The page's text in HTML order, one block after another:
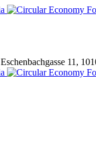
Eschenbachgasse 11,